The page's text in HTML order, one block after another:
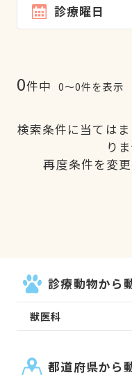
診療曜日
0件中 0〜0件を表示
検索条件に当ては
り
再度条件を変
診療動物から
獣医科
都道府県から